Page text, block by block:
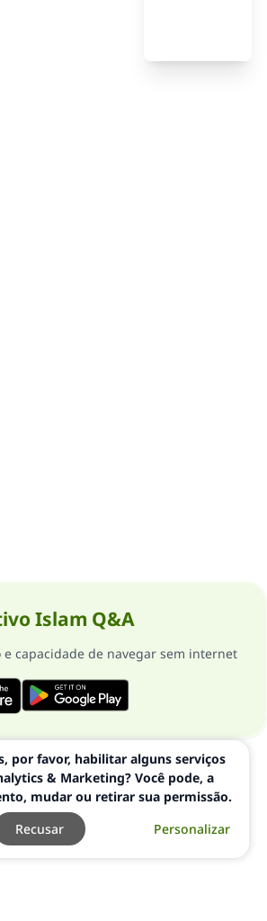
Islam Q&A
capacidade de navegar sem internet
por favor, habilitar alguns serviços
& Marketing? Você pode, a
mudar ou retirar sua permissão.
Personalizar
Recusar